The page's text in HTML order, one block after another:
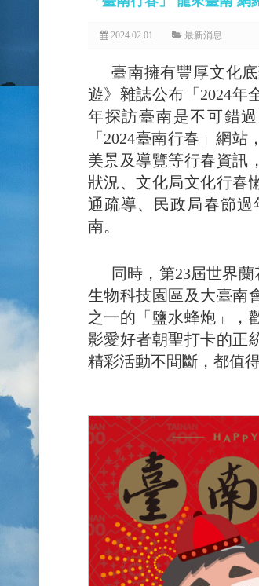
2024.02.01 最新消息
臺南擁有豐厚文化
遊》雜誌公布「2024年
年探訪臺南是不可錯
「2024臺南行春」網
美景及導覽等行春資訊
狀況、文化局文化行春
通疏導、民政局春節
南。
同時，第23屆世界
生物科技園區及大臺南
之一的「鹽水蜂炮」，
影愛好者朝聖打卡的正
精彩活動不間斷，都值